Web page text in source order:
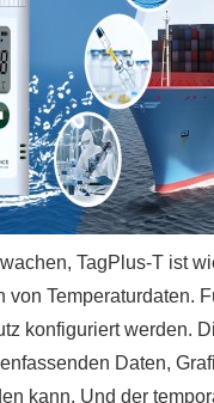
TagPlus-T ist
Temperaturdaten.
konfiguriert werden.
Daten,
kann. Und der